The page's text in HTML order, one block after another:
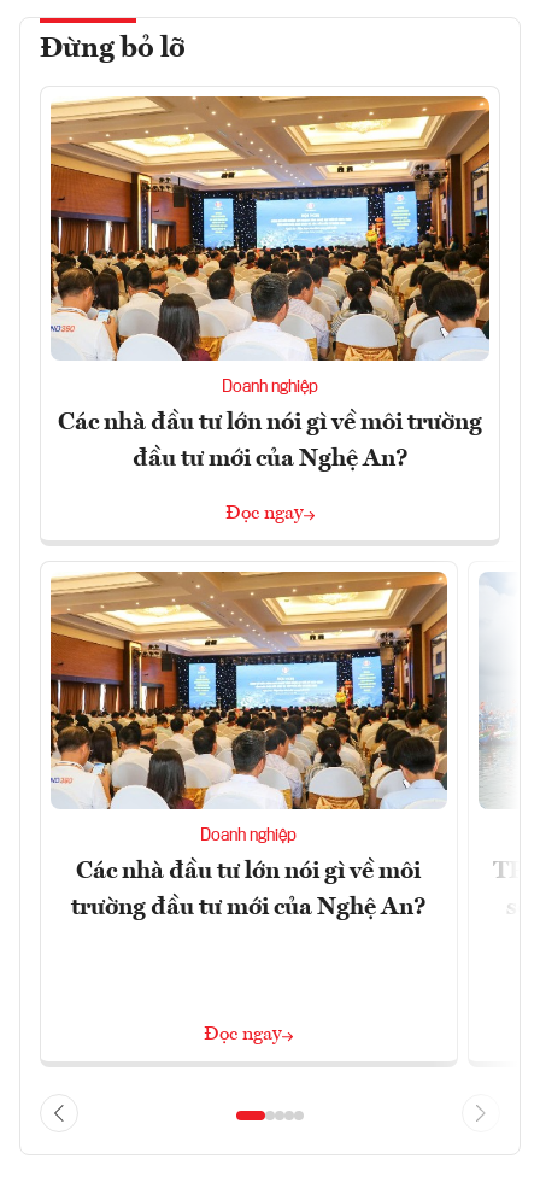
Đừng bỏ lỡ
Doanh nghiệp
Các nhà đầu tư lớn nói gì về môi trường
đầu tư mới của Nghệ An?
Đọc ngay
Doanh nghiệp
Các nhà đầu tư lớn nói gì về môi
trường đầu tư mới của Nghệ An?
Đọc ngay